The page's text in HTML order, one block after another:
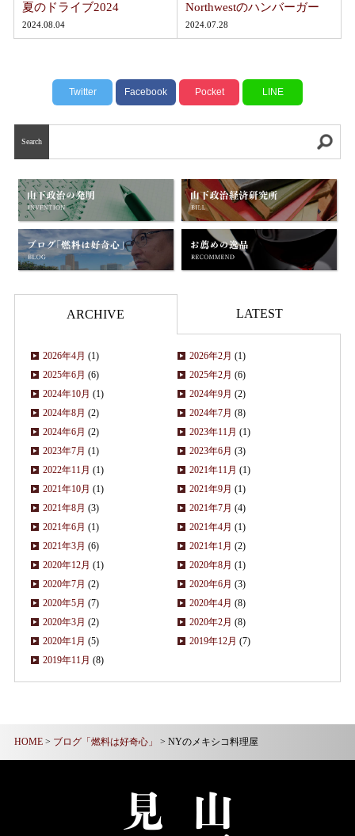
夏のドライブ2024
2024.08.04
Northwestのハンバーガー
2024.07.28
Twitter Facebook Pocket LINE
Search
ARCHIVE LATEST
2026年4月 (1) 2026年2月 (1)
2025年6月 (6) 2025年2月 (6)
2024年10月 (1) 2024年9月 (2)
2024年8月 (2) 2024年7月 (8)
2024年6月 (2) 2023年11月 (1)
2023年7月 (1) 2023年6月 (3)
2022年11月 (1) 2021年11月 (1)
2021年10月 (1) 2021年9月 (1)
2021年8月 (3) 2021年7月 (4)
2021年6月 (1) 2021年4月 (1)
2021年3月 (6) 2021年1月 (2)
2020年12月 (1) 2020年8月 (1)
2020年7月 (2) 2020年6月 (3)
2020年5月 (7) 2020年4月 (8)
2020年3月 (2) 2020年2月 (8)
2020年1月 (5) 2019年12月 (7)
2019年11月 (8)
HOME> ブログ「燃料は好奇心」 > NYのメキシコ料理屋